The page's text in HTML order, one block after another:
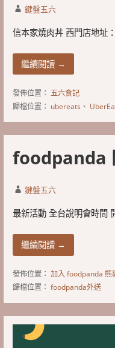
鍵盤五六
信本家燒肉丼 西門店地址
繼續閱讀 →
發佈位置： 五六食記
歸檔位置： ubereats 、
foodpanda
鍵盤五六
最新活動 全台說明會時間
繼續閱讀 →
發佈位置： 加入 foodpanda 熊
歸檔位置： foodpanda外送